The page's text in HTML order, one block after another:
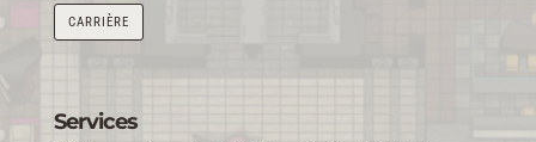
CARRIÈRE
Services